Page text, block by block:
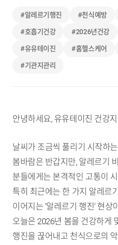
#알레르기행진 #천식예방
#호흡기건강 #2026년건강
#유유테이진 #홈헬스케어
#기관지관리
안녕하세요, 유유테이진 건강
날씨가 조금씩 풀리기 시작하
봄바람은 반갑지만, 알레르기
분들에게는 본격적인 고통이
특히 최근에는 한 가지 알레르
이어지는 '알레르기 행진' 현상
오늘은 2026년 봄을 건강하게
행진을 끊어내고 천식으로의